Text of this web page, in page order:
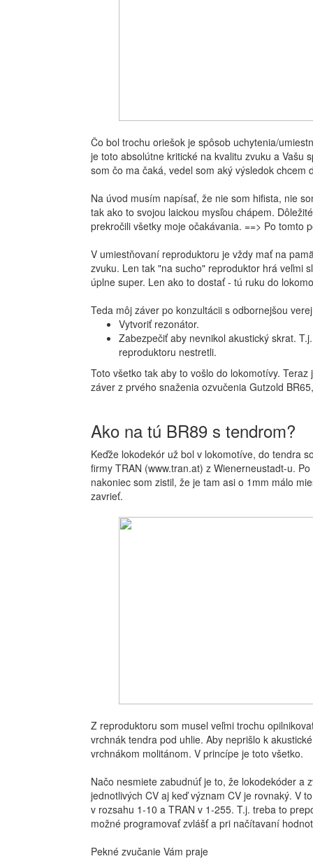
Čo bol trochu oriešok je spôsob uchytenia/
je toto absolútne kritické na kvalitu zvuku a Vašu
som čo ma čaká, vedel som aký výsledok chcem
Na úvod musím napísať, že nie som hifista, nie
tak ako to svojou laickou mysľou chápem.
prekročili všetky moje očakávania. ==> Po tomto
V umiestňovaní reproduktoru je vždy mať na
zvuku. Len tak "na sucho" reproduktor hrá veľmi
úplne super. Len ako to dostať - tú ruku do
Teda môj záver po konzultácii s odbornejšou
Vytvoriť rezonátor.
Zabezpečiť aby nevnikol akustický skrat.
reproduktoru nestretli.
Toto všetko tak aby to vošlo do lokomotívy.
záver z prvého snaženia ozvučenia Gutzold
Ako na tú BR89 s tendrom?
Keďže lokodekór už bol v lokomotíve, do tendra
firmy TRAN (www.tran.at) z Wienerneustadt-u.
nakoniec som zistil, že je tam asi o 1mm málo
zavrieť.
Z reproduktoru som musel veľmi trochu
vrchnák tendra pod uhlie. Aby neprišlo k
vrchnákom molitánom. V princípe je toto všetko.
Načo nesmiete zabudnúť je to, že lokodekóder a
jednotlivých CV aj keď význam CV je rovnaký. V
v rozsahu 1-10 a TRAN v 1-255. T.j. treba to
možné programovať zvlášť a pri načítavaní
Pekné zvučanie Vám praje